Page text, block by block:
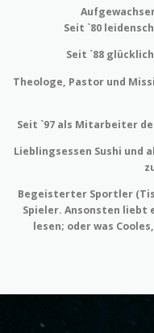
Seit `80
Seit `88
Theologe, Pastor und
Seit `97 als Mitarbeiter
Lieblingsessen Sushi und
Begeisterter Sportler
Spieler. Ansonsten liebt
lesen; oder was